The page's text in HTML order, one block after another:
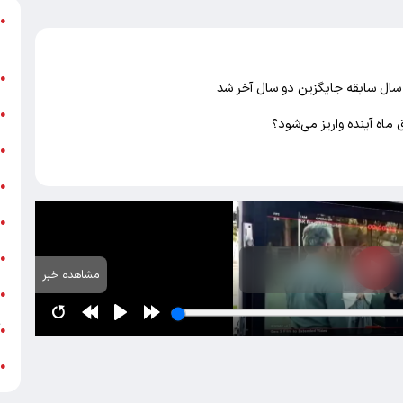
آینده واریز می‌شود؟
مشاهده خبر
●
●
●
●
●
●
●
●
●
●